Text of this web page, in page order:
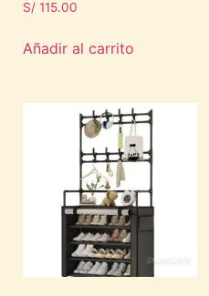
S/ 115.00
Añadir al carrito